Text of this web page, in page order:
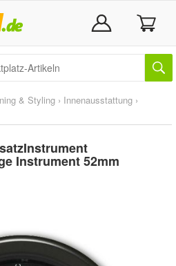
& Styling › Innenausstattung ›
Instrument 52mm